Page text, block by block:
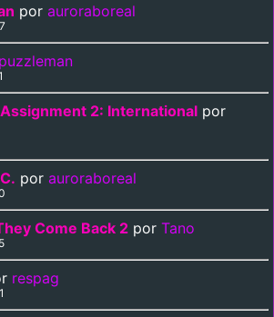
por auroraboreal
puzzleman
2: International por
por auroraboreal
Come Back 2 por Tano
respag